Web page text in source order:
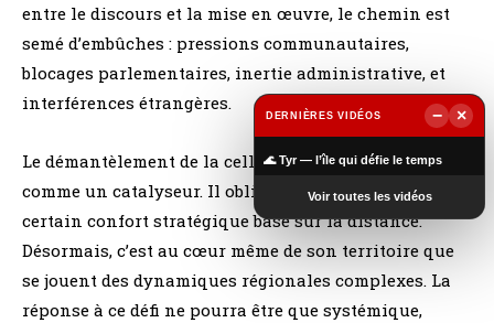
entre le discours et la mise en œuvre, le chemin est
semé d’embûches : pressions communautaires,
blocages parlementaires, inertie administrative, et
interférences étrangères.
Le démantèlement de la cellule en Jordanie agit
comme un catalyseur. Il oblige le Liban à sortir d’un
certain confort stratégique basé sur la distance.
Désormais, c’est au cœur même de son territoire que
se jouent des dynamiques régionales complexes. La
réponse à ce défi ne pourra être que systémique,
DERNIÈRES VIDÉOS −
×
🌊 Tyr — l’île qui défie le temps
Voir toutes les vidéos